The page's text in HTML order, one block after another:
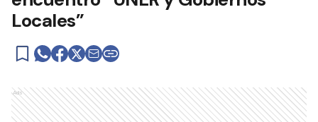
Locales”
Ads